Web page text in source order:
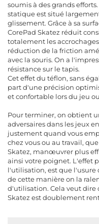
soumis à des grands
statique est situé
glissement. Grâce à sa
CorePad Skatez réduit
totalement les
réduction de la friction
avec la souris. On a
résistance sur le tapis.
Cet effet du téflon, sans
part d'une précision
et confortable lors du jeu
Pour terminer, on obtient
adversaires dans les jeux
justement quand vous
chez vous ou au travail,
Skatez, manœuvrer plus
ainsi votre poignet. L'effet
l'utilisation, est que l'usure
de cette manière on la
d'utilisation. Cela veut dire
Skatez est doublement